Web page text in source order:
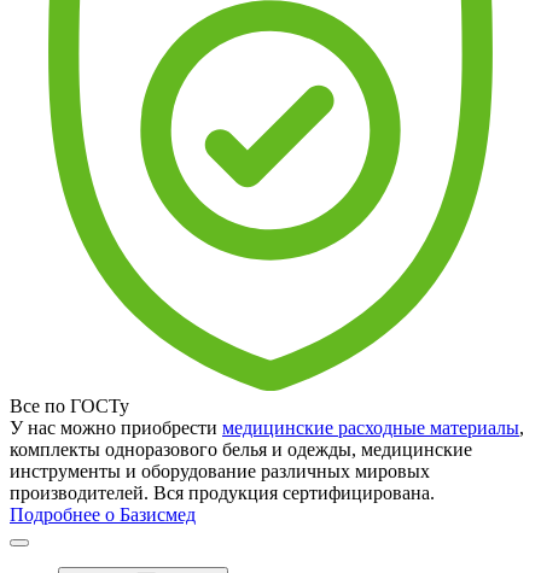
Все по ГОСТу
У нас можно приобрести медицинские расходные материалы,
комплекты одноразового белья и одежды, медицинские
инструменты и оборудование различных мировых
производителей. Вся продукция сертифицирована.
Подробнее о Базисмед